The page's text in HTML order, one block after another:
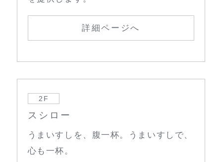
詳細ページへ
2F
スシロー
うまいすしを、腹一杯。うまいすしで、
心も一杯。